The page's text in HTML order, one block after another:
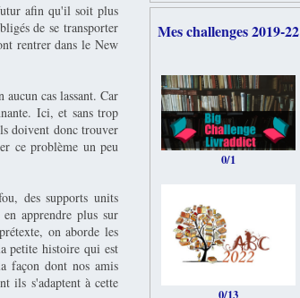
afin qu'il soit plus
de se transporter
rentrer dans le New
aucun cas lassant. Car
Ici, et sans trop
doivent donc trouver
ce problème un peu
des supports units
apprendre plus sur
on aborde les
petite histoire qui est
façon dont nos amis
ils s'adaptent à cette
Mes challenges 2019-22
0/1
0/13